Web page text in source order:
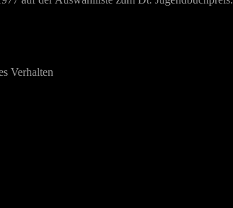
Verhalten